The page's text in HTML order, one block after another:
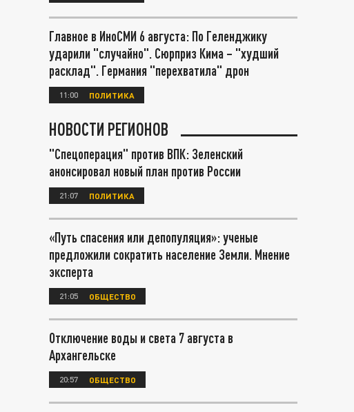
Главное в ИноСМИ 6 августа: По Геленджику
ударили "случайно". Сюрприз Кима – "худший
расклад". Германия "перехватила" дрон
11:00 ПОЛИТИКА
НОВОСТИ РЕГИОНОВ
"Спецоперация" против ВПК: Зеленский
анонсировал новый план против России
21:07 ПОЛИТИКА
«Путь спасения или депопуляция»: ученые
предложили сократить население Земли. Мнение
эксперта
21:05 ОБЩЕСТВО
Отключение воды и света 7 августа в
Архангельске
20:57 ОБЩЕСТВО